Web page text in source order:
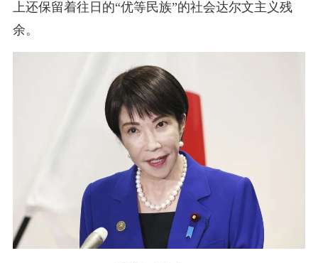
上还保留着往日的“优等民族”的社会达尔文主义残
余。